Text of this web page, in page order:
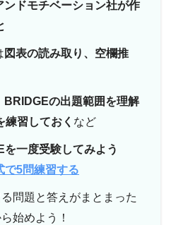
ンドモチベーション社が作
図表の読み取り、空欄推
BRIDGEの出題範囲を理解
練習しておく など
一度受験してみよう
で5問練習する
問題と答えがまとまった
始めよう！